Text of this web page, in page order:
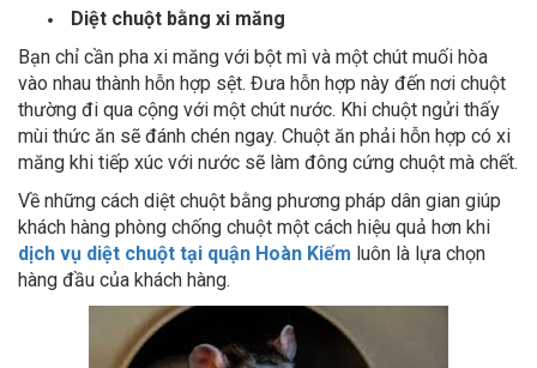
Diệt chuột bằng xi măng
Bạn chỉ cần pha xi măng với bột mì và một chút muối hòa
vào nhau thành hỗn hợp sệt. Đưa hỗn hợp này đến nơi chuột
thường đi qua cộng với một chút nước. Khi chuột ngửi thấy
mùi thức ăn sẽ đánh chén ngay. Chuột ăn phải hỗn hợp có xi
măng khi tiếp xúc với nước sẽ làm đông cứng chuột mà chết.
Về những cách diệt chuột bằng phương pháp dân gian giúp
khách hàng phòng chống chuột một cách hiệu quả hơn khi
dịch vụ diệt chuột tại quận Hoàn Kiếm luôn là lựa chọn
hàng đầu của khách hàng.